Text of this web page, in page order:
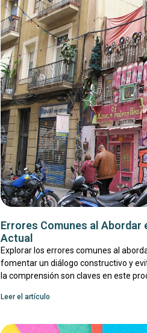
Errores Comunes al
Actual
Explorar los errores comunes al
fomentar un diálogo constructivo y
la comprensión son claves en este
Leer el artículo